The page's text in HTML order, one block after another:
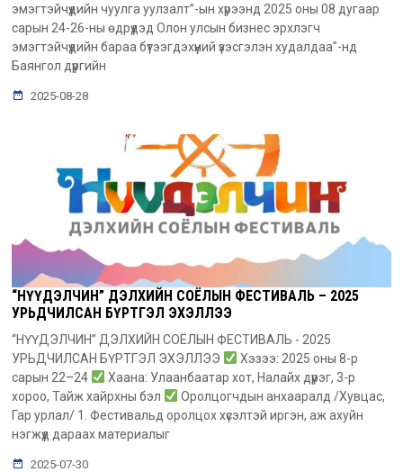
эмэгтэйчүүдийн чуулга уулзалт”-ын хүрээнд 2025 оны 08 дугаар
сарын 24-26-ны өдрүүдэд Олон улсын бизнес эрхлэгч
эмэгтэйчүүдийн бараа бүтээгдэхүүний үзэсгэлэн худалдаа"-нд
Баянгол дүүргийн
2025-08-28
“НҮҮДЭЛЧИН” ДЭЛХИЙН СОЁЛЫН ФЕСТИВАЛЬ – 2025
УРЬДЧИЛСАН БҮРТГЭЛ ЭХЭЛЛЭЭ
“НҮҮДЭЛЧИН” ДЭЛХИЙН СОЁЛЫН ФЕСТИВАЛЬ - 2025
УРЬДЧИЛСАН БҮРТГЭЛ ЭХЭЛЛЭЭ
Хэзээ: 2025 оны 8-р
сарын 22–24
Хаана: Улаанбаатар хот, Налайх дүүрэг, 3-р
хороо, Тайж хайрхны бэл
Оролцогчдын анхааралд /Хувцас,
Гар урлал/ 1. Фестивальд оролцох хүсэлтэй иргэн, аж ахуйн
нэгжүүд дараах материалыг
2025-07-30